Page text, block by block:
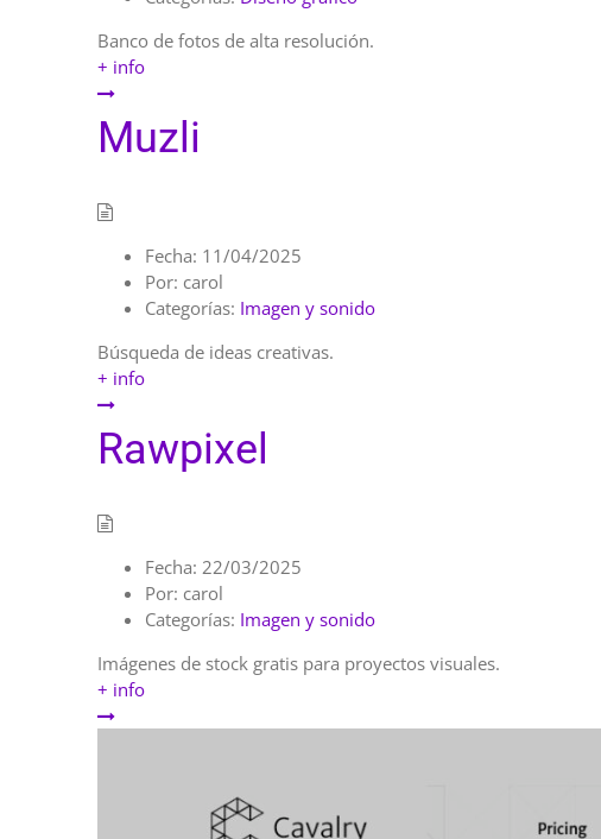
Banco de fotos de alta resolución.
+ info
Muzli
Fecha: 11/04/2025
Por: carol
Categorías: Imagen y sonido
Búsqueda de ideas creativas.
+ info
Rawpixel
Fecha: 22/03/2025
Por: carol
Categorías: Imagen y sonido
Imágenes de stock gratis para proyectos visuales.
+ info